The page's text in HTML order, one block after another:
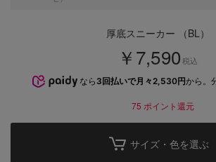
厚底スニーカー （BL）
￥7,590 税込
なら 3回払いで月々2,530円から。
75 ポイント還元
サイズ・色を選ぶ